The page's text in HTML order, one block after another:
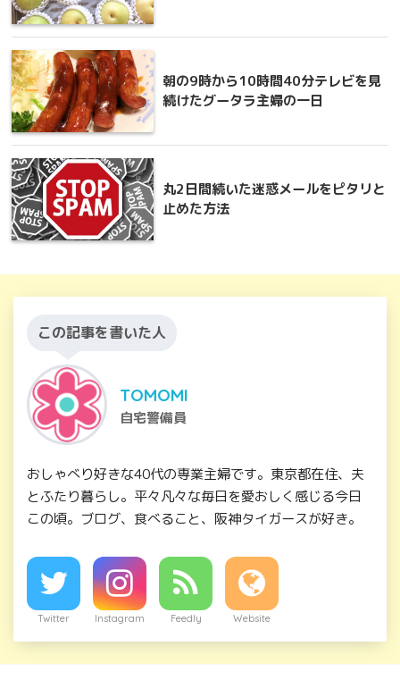
朝の9時から10時間40分テレビを見
続けたグータラ主婦の一日
丸2日間続いた迷惑メールをピタリと
止めた方法
この記事を書いた人
TOMOMI
自宅警備員
おしゃべり好きな40代の専業主婦です。東京都在住、夫
とふたり暮らし。平々凡々な毎日を愛おしく感じる今日
この頃。ブログ、食べること、阪神タイガースが好き。
Twitter Instagram Feedly Website